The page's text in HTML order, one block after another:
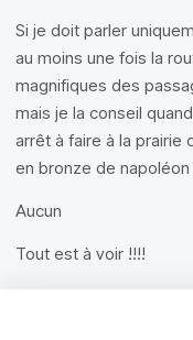
Si je doit parler
au moins une fois la
magnifiques des
mais je la conseil
arrêt à faire à la prairie
en bronze de
Aucun
Tout est à voir !!!!